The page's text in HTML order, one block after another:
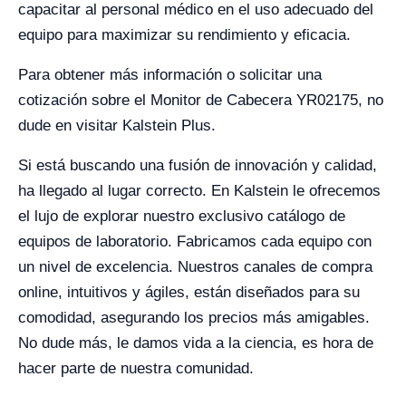
capacitar al personal médico en el uso adecuado del
equipo para maximizar su rendimiento y eficacia.
Para obtener más información o solicitar una
cotización sobre el Monitor de Cabecera YR02175, no
dude en visitar Kalstein Plus.
Si está buscando una fusión de innovación y calidad,
ha llegado al lugar correcto. En Kalstein le ofrecemos
el lujo de explorar nuestro exclusivo catálogo de
equipos de laboratorio. Fabricamos cada equipo con
un nivel de excelencia. Nuestros canales de compra
online, intuitivos y ágiles, están diseñados para su
comodidad, asegurando los precios más amigables.
No dude más, le damos vida a la ciencia, es hora de
hacer parte de nuestra comunidad.